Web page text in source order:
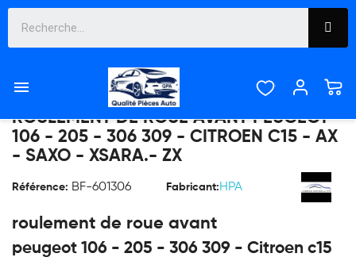

ROULEMENT DE ROUE AVANT PEUGEOT
106 - 205 - 306 309 - CITROEN C15 - AX
- SAXO - XSARA.- ZX
Référence: BF-601306 Fabricant: HPA
roulement de roue avant
peugeot 106 - 205 - 306 309 - Citroen c15